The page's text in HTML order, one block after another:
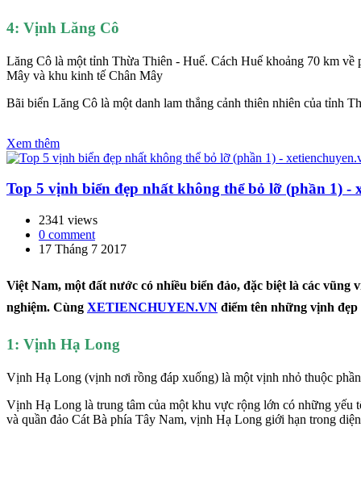
4: Vịnh Lăng Cô
Lăng Cô là một tỉnh Thừa Thiên - Huế. Cách Huế khoảng 70 km
Mây và khu kinh tế Chân Mây
Bãi biển Lăng Cô là một danh lam thắng cảnh thiên nhiên của tỉnh
Xem thêm
Top 5 vịnh biển đẹp nhất không thể bỏ lỡ (phần 1) -
2341 views
0 comment
17 Tháng 7 2017
Việt Nam, một đất nước có nhiều biển đảo, đặc biệt là các
nghiệm. Cùng XETIENCHUYEN.VN điểm tên những vịnh đẹp
1: Vịnh Hạ Long
Vịnh Hạ Long (vịnh nơi rồng đáp xuống) là một vịnh nhỏ thuộc
Vịnh Hạ Long là trung tâm của một khu vực rộng lớn có những
và quần đảo Cát Bà phía Tây Nam, vịnh Hạ Long giới hạn trong